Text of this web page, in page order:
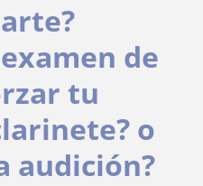
de
tu
o
audición?